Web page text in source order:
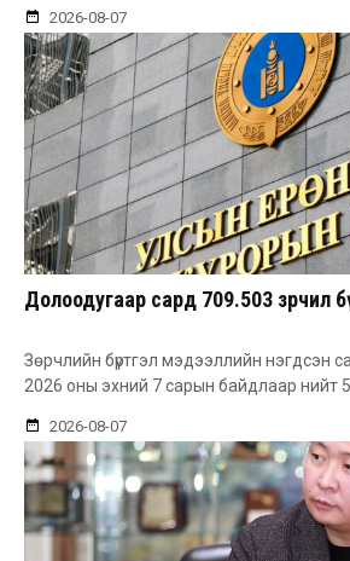
2026-08-07
Долоодугаар сард 709.503 зөрчил
Зөрчлийн бүртгэл мэдээллийн нэгдсэн
2026 оны эхний 7 сарын байдлаар нийт 5
2026-08-07